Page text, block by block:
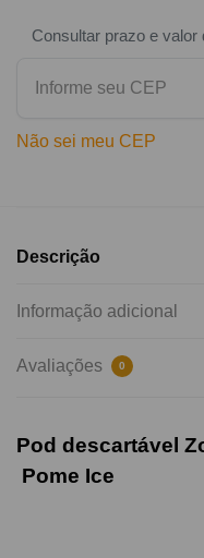
Consultar prazo e valor
Não sei meu CEP
Descrição
Informação adicional
Avaliações 0
Pod descartável
Pome Ice